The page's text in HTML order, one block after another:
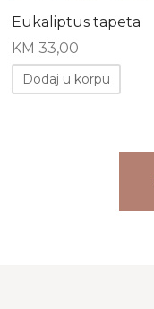
Eukaliptus tapeta
KM 33,00
Dodaj u korpu